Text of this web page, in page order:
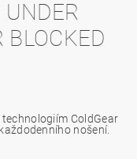
BLOCKED
ColdGear
nošení.